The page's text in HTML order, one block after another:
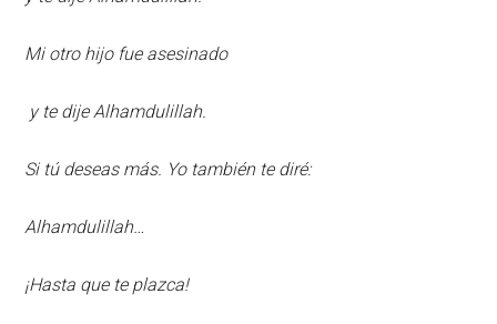
Mi otro hijo fue asesinado
y te dije Alhamdulillah.
Si tú deseas más. Yo también te diré:
Alhamdulillah…
¡Hasta que te plazca!